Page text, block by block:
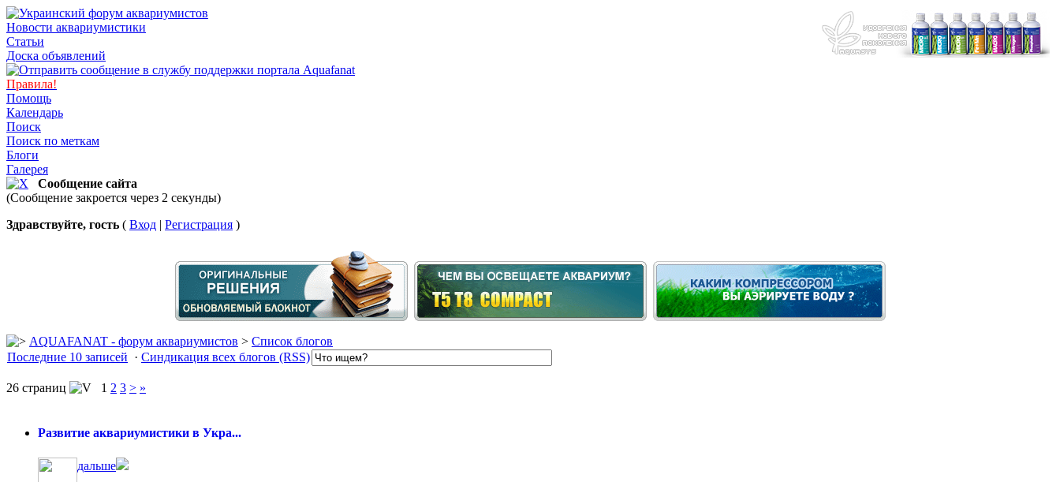
Новости аквариумистики
Статьи
Доска объявлений
Правила!
Помощь
Календарь
Поиск
Поиск по меткам
Блоги
Галерея
Сообщение сайта
(Сообщение закроется через 2 секунды)
Здравствуйте, гость ( Вход | Регистрация )
AQUAFANAT - форум аквариумистов > Список блогов
Последние 10 записей · Синдикация всех блогов (RSS)
26 страниц 1 2 3 > »
Развитие аквариумистики в Укра...
дальше